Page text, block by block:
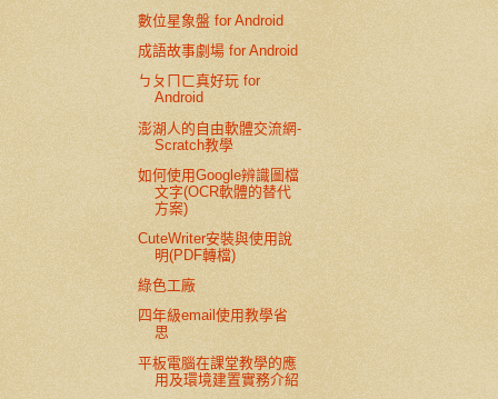
數位星象盤 for Android
成語故事劇場 for Android
ㄅㄆㄇㄈ真好玩 for
Android
澎湖人的自由軟體交流網-
Scratch教學
如何使用Google辨識圖檔
文字(OCR軟體的替代
方案)
CuteWriter安裝與使用說
明(PDF轉檔)
綠色工廠
四年級email使用教學省
思
平板電腦在課堂教學的應
用及環境建置實務介紹